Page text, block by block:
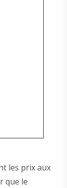
les prix aux
que le